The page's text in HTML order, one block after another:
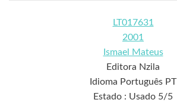
LT017631
2001
Ismael Mateus
Editora Nzila
Idioma Português PT
Estado : Usado 5/5